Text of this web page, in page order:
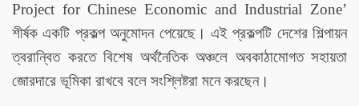
Project for Chinese Economic and Industrial Zone’
শীর্ষক একটি প্রকল্প অনুমোদন পেয়েছে। এই প্রকল্পটি দেশের শিল্পায়ন
ত্বরান্বিত করতে বিশেষ অর্থনৈতিক অঞ্চলে অবকাঠামোগত সহায়তা
জোরদারে ভূমিকা রাখবে বলে সংশ্লিষ্টরা মনে করছেন।